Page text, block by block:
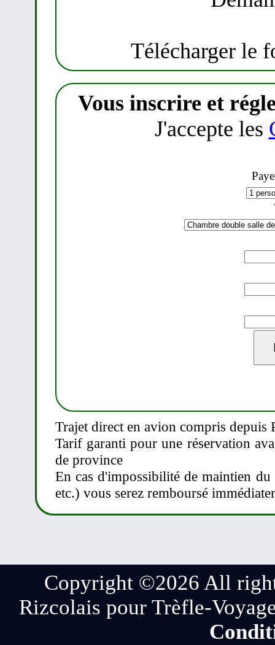
Télécharger le
Vous inscrire et
J'accepte les
Trajet direct en avion compris depuis
Tarif garanti pour une réservation
de province
En cas d'impossibilité de maintien
etc.) vous serez remboursé
Copyright ©2026 All
Rizcolais pour Trèfle-